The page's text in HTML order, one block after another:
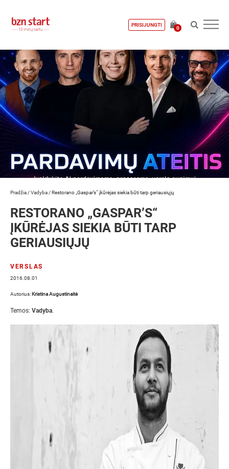
PRISIJUNGTI
0
Pradžia /Vadyba /Restorano „Gaspar’s“ įkūrėjas siekia būti tarp geriausiųjų
RESTORANO „GASPAR’S“
ĮKŪRĖJAS SIEKIA BŪTI TARP
GERIAUSIŲJŲ
VERSLAS
2016.08.01
Autorius: Kristina Augustinaitė
Temos: Vadyba.